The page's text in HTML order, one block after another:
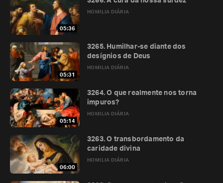
05:36
HOMILIA DIÁRIA
05:31
HOMILIA DIÁRIA
3265. Humilhar-se diante dos
desígnios de Deus
05:14
HOMILIA DIÁRIA
3264. O que realmente nos torna
impuros?
06:00
HOMILIA DIÁRIA
3263. O transbordamento da
caridade divina